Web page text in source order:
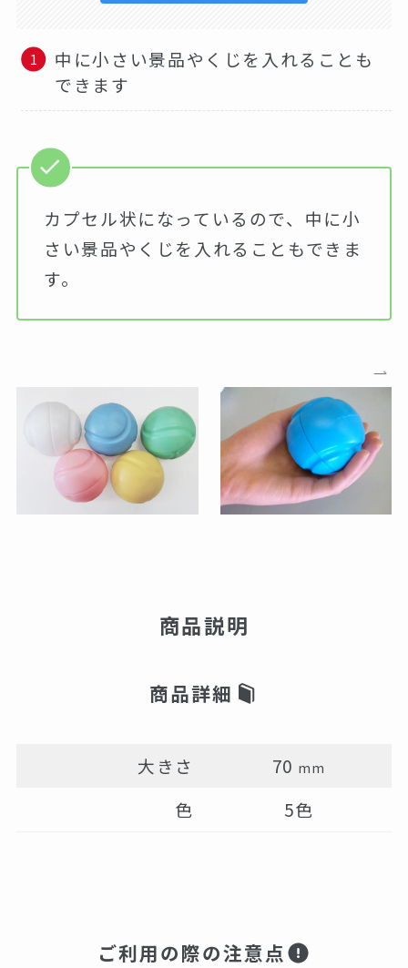
中に小さい景品やくじを入れることも
できます
カプセル状になっているので、中に小
さい景品やくじを入れることもできま
す。
商品説明
商品詳細
大きさ 70 mm
色 5色
ご利用の際の注意点